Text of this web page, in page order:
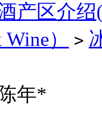
产区介绍
）
>
年*